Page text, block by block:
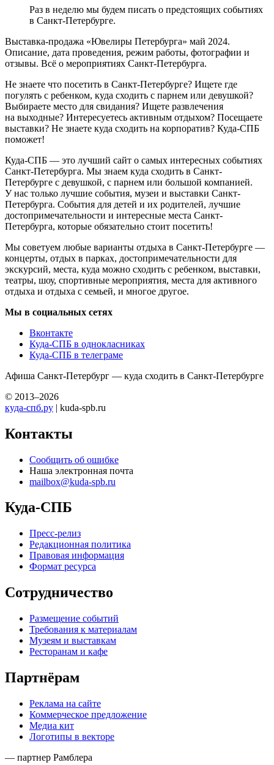
Раз в неделю мы будем писать о предстоящих событиях
в Санкт-Петербурге.
Выставка-продажа «Ювелиры Петербурга» май 2024.
Описание, дата проведения, режим работы, фотографии и
отзывы. Всё о мероприятиях Санкт-Петербурга.
Не знаете что посетить в Санкт-Петербурге? Ищете где
погулять с ребенком, куда сходить с парнем или девушкой?
Выбираете место для свидания? Ищете развлечения
на выходные? Интересуетесь активным отдыхом? Посещаете
выставки? Не знаете куда сходить на корпоратив? Куда-СПБ
поможет!
Куда-СПБ — это лучший сайт о самых интересных событиях
Санкт-Петербурга. Мы знаем куда сходить в Санкт-
Петербурге с девушкой, с парнем или большой компанией.
У нас только лучшие события, музеи и выставки Санкт-
Петербурга. События для детей и их родителей, лучшие
достопримечательности и интересные места Санкт-
Петербурга, которые обязательно стоит посетить!
Мы советуем любые варианты отдыха в Санкт-Петербурге —
концерты, отдых в парках, достопримечательности для
экскурсий, места, куда можно сходить с ребенком, выставки,
театры, шоу, спортивные мероприятия, места для активного
отдыха и отдыха с семьей, и многое другое.
Мы в социальных сетях
Вконтакте
Куда-СПБ в однокласниках
Куда-СПБ в телеграме
Афиша Санкт-Петербург — куда сходить в Санкт-Петербурге
© 2013–2026
куда-спб.ру | kuda-spb.ru
Контакты
Сообщить об ошибке
Наша электронная почта
mailbox@kuda-spb.ru
Куда-СПБ
Пресс-релиз
Редакционная политика
Правовая информация
Формат ресурса
Сотрудничество
Размещение событий
Требования к материалам
Музеям и выставкам
Ресторанам и кафе
Партнёрам
Реклама на сайте
Коммерческое предложение
Медиа кит
Логотипы в векторе
— партнер Рамблера